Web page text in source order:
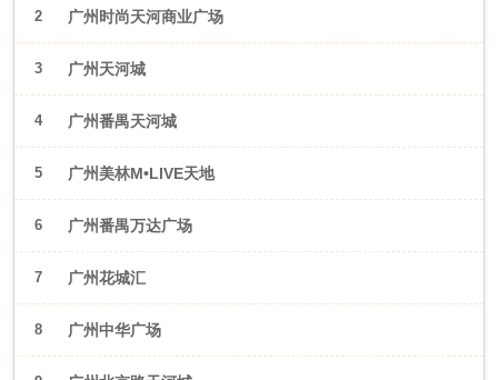
2 广州时尚天河商业广场
3 广州天河城
4 广州番禺天河城
5 广州美林M•LIVE天地
6 广州番禺万达广场
7 广州花城汇
8 广州中华广场